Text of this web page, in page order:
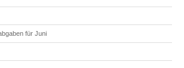
für Juni